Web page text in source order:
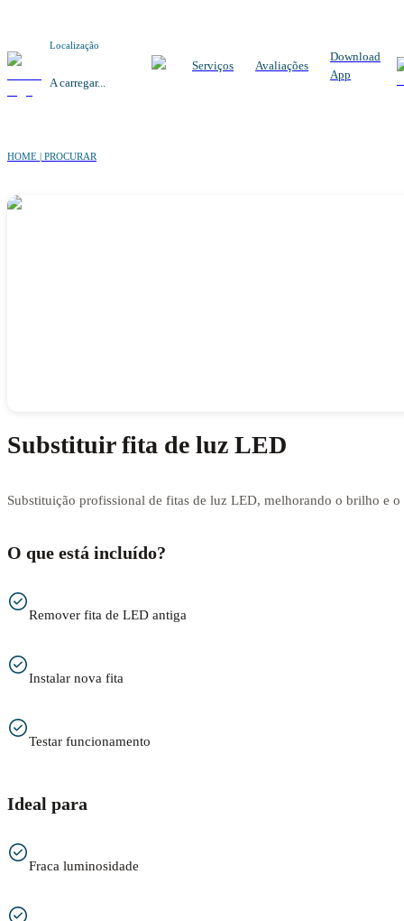
Localização
A carregar...
Serviços Avaliações
Download
App
HOME | PROCURAR
Substituir fita de luz LED
Substituição profissional de fitas de luz LED, melhorando o brilho e o
O que está incluído?
Remover fita de LED antiga
Instalar nova fita
Testar funcionamento
Ideal para
Fraca luminosidade